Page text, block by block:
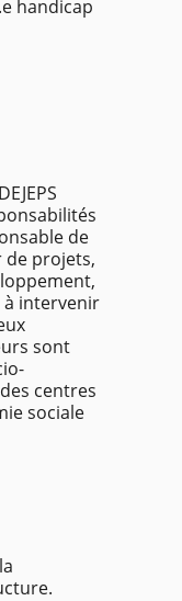
handicap
de
projets,
à intervenir
sont
centres
sociale